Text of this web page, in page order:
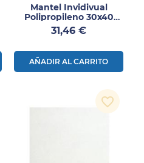
Mantel Invidivual
Polipropileno 30x40
500uds
Precio
31,46 €
AÑADIR AL CARRITO
favorite_border